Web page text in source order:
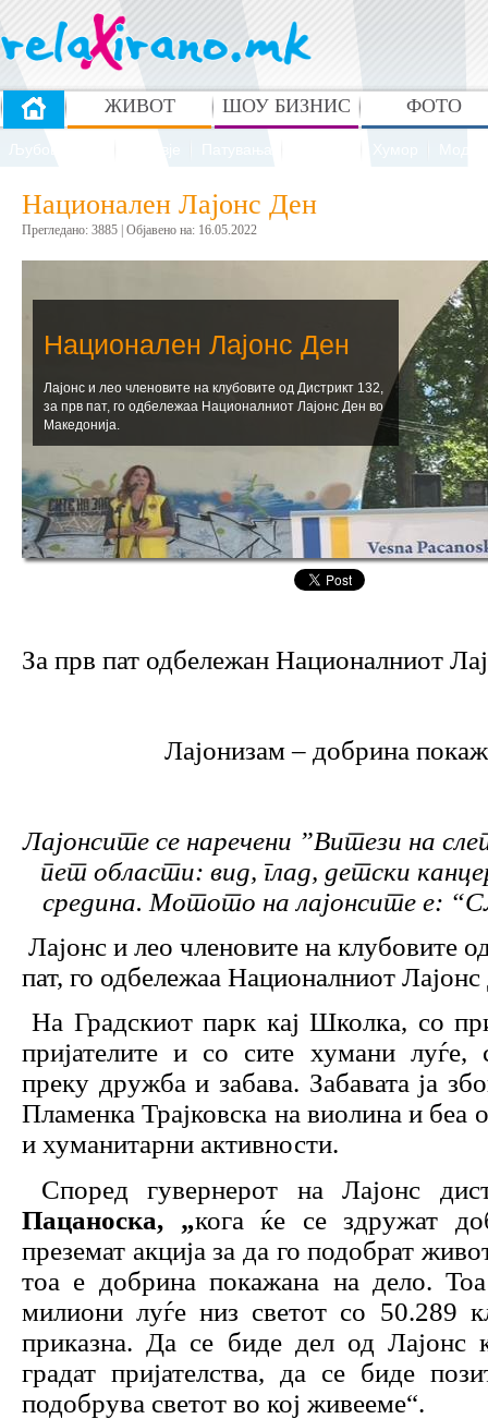
ЖИВОТ ШОУ БИЗНИС ФОТО
Национален Лајонс Ден
Прегледано: 3885 | Oбјавено на: 16.05.2022
Национален Лајонс Ден
Лајонс и лео членовите на клубовите од Дистрикт 132,
за прв пат, го одбележаа Националниот Лајонс Ден во
Македонија.
За прв пат одбележан Националниот
Лајонизам – добрина
Лајонсите се наречени ”Витези на
пет области: вид, глад, детски
средина. Мотото на лајонсите е:
Лајонс и лео членовите на клубовите
пат, го одбележаа Националниот
На Градскиот парк кај Школка, со
пријателите и со сите хумани луѓе,
преку дружба и забава. Забавата ја
Пламенка Трајковска на виолина и беа
и хуманитарни активности.
Според гувернерот на Лајонс
Пацаноска, „кога ќе се здружат
преземат акција за да го подобрат
тоа е добрина покажана на дело.
милиони луѓе низ светот со 50.289
приказна. Да се биде дел од Лајонс
градат пријателства, да се биде
подобрува светот во кој живееме“.